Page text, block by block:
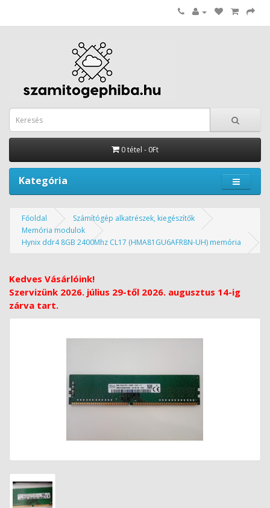
0 tétel - 0Ft
Kategória
Főoldal
Számítógép alkatrészek, kiegészítők
Memória modulok
Hynix ddr4 8GB 2400Mhz CL17 (HMA81GU6AFR8N-UH) memória
Kedves Vásárlóink!
Szervizünk 2026. július 29-től 2026. augusztus 14-ig
zárva tart.